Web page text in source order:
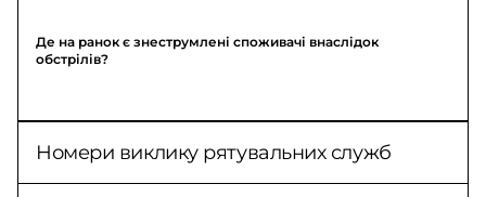
Де на ранок є знеструмлені споживачі внаслідок
обстрілів?
Номери виклику рятувальних служб